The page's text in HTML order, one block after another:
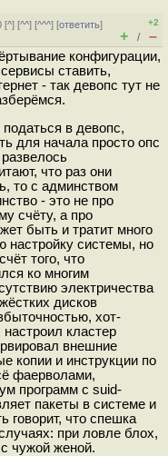
[^] [^^] [^^^] [ответить]
+2
+ / –
конфигурации,
ставить,
- так девопс тут не
в девопс,
для начала просто опс
что раз они
то с админством
- это не про
счёту, а про
быть и тратит много
настройку системы, но
того, что
ко многим
электричества
дисков
хот-
кластер
внешние
копии и инструкции по
фаерволами,
программ с suid-
пакеты в системе и
говорит, что спешка
при ловле блох,
чужой женой.